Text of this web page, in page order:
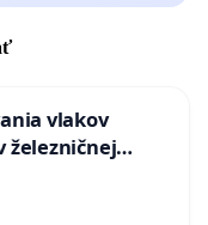
vlakov
železničnej